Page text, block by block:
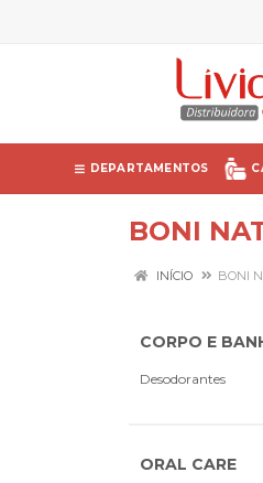
DEPARTAMENTOS
BONI
INÍCIO BONI
CORPO E
Desodorantes
ORAL CARE